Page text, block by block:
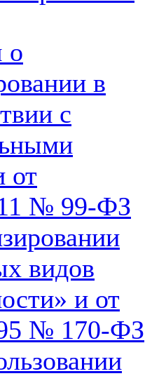
о
в
с
от
№ 99-ФЗ
видов
и от
№ 170-ФЗ